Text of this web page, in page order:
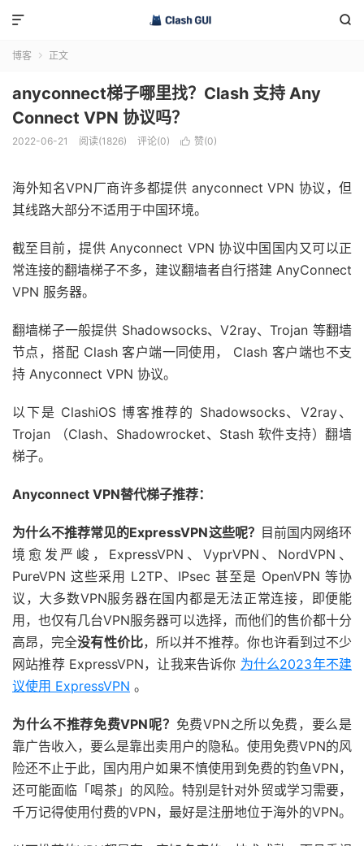


博客  正文
anyconnect梯子哪里找？Clash 支持 Any
Connect VPN 协议吗？
2022-06-21 阅读(1826) 评论(0)  赞(0)
海外知名VPN厂商许多都提供 anyconnect VPN 协议，但
其线路大部分不适用于中国环境。
截至目前，提供 Anyconnect VPN 协议中国国内又可以正
常连接的翻墙梯子不多，建议翻墙者自行搭建 AnyConnect
VPN 服务器。
翻墙梯子一般提供 Shadowsocks、V2ray、Trojan 等翻墙
节点，搭配 Clash 客户端一同使用， Clash 客户端也不支
持 Anyconnect VPN 协议。
以下是 ClashiOS 博客推荐的 Shadowsocks、V2ray、
Trojan （Clash、Shadowrocket、Stash 软件支持）翻墙
梯子。
Anyconnect VPN替代梯子推荐：
为什么不推荐常见的ExpressVPN这些呢？ 目前国内网络环
境愈发严峻，ExpressVPN、VyprVPN、NordVPN、
PureVPN 这些采用 L2TP、IPsec 甚至是 OpenVPN 等协
议，大多数VPN服务器在国内都是无法正常连接，即便能
用，也仅有几台VPN服务器可以选择，而他们的售价都十分
高昂，完全没有性价比，所以并不推荐。你也许看到过不少
网站推荐 ExpressVPN，让我来告诉你 为什么2023年不建
议使用 ExpressVPN 。
为什么不推荐免费VPN呢？ 免费VPN之所以免费，要么是
靠广告收入，要么是靠出卖用户的隐私。使用免费VPN的风
险还不止于此，国内用户如果不慎使用到免费的钓鱼VPN，
还可能面临「喝茶」的风险。特别是针对外贸或学习需要，
千万记得使用付费的VPN，最好是注册地位于海外的VPN。